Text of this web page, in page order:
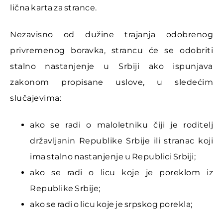
lična karta za strance.
Nezavisno od dužine trajanja odobrenog
privremenog boravka, strancu će se odobriti
stalno nastanjenje u Srbiji ako ispunjava
zakonom propisane uslove, u sledećim
slučajevima:
ako se radi o maloletniku čiji je roditelj
državljanin Republike Srbije ili stranac koji
ima stalno nastanjenje u Republici Srbiji;
ako se radi o licu koje je poreklom iz
Republike Srbije;
ako se radi o licu koje je srpskog porekla;